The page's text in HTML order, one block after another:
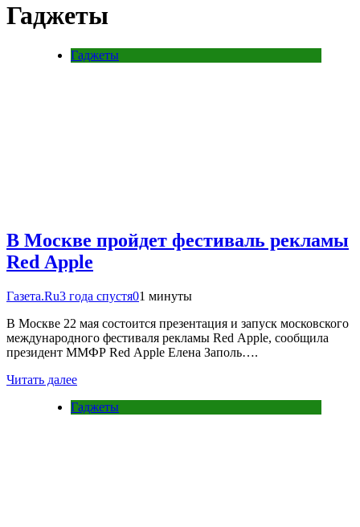
Гаджеты
Гаджеты
В Москве пройдет фестиваль рекламы
Red Apple
Газета.Ru3 года спустя01 минуты
В Москве 22 мая состоится презентация и запуск московского
международного фестиваля рекламы Red Apple, сообщила
президент ММФР Red Apple Елена Заполь….
Читать далее
Гаджеты